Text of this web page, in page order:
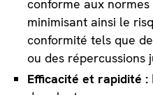
conforme aux
minimisant ainsi le
conformité tels que
ou des répercussions
Efficacité et rapidité :